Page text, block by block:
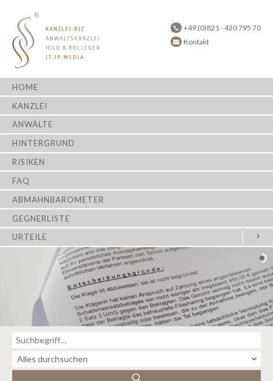
+49 (0)821 - 420 795 70
Kontakt
HOME
KANZLEI
ANWÄLTE
HINTERGRUND
RISIKEN
FAQ
ABMAHNBAROMETER
GEGNERLISTE
URTEILE